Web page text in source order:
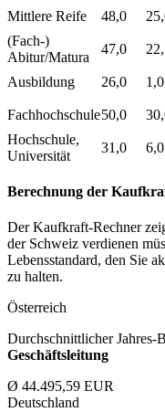
Mittlere Reife 48,0
(Fach-)
Abitur/Matura
47,0
Ausbildung
26,0 1,0
Fachhochschule50,0
Hochschule,
Universität
31,0 6,0
Berechnung der
Der Kaufkraft-Rechner
der Schweiz verdienen
Lebensstandard, den Sie
zu halten.
Österreich
Durchschnittlicher Jahres-
Geschäftsleitung
Ø 44.495,59 EUR
Deutschland